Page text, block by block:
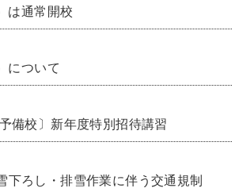
は通常開校
について
備校〕新年度特別招待講習
下ろし・排雪作業に伴う交通規制